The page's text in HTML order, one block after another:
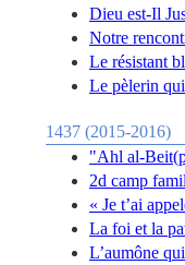
Dieu est-Il
Notre
Le résistant
Le pèlerin
1437 (2015-2016)
"Ahl al-
2d camp
« Je t’ai
La foi et la
L’aumône